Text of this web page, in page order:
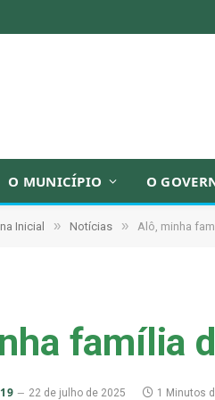
O MUNICÍPIO O
Inicial » Notícias » Alô, minha
família
22 de julho de 2025 1 Minutos